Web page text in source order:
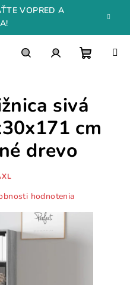
VOPRED A
košík
sivá
cm
drevo
hodnotenia